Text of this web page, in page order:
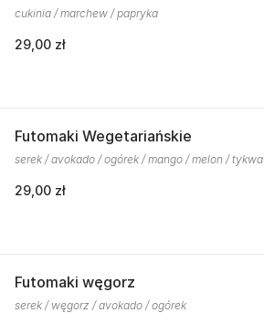
cukinia / marchew / papryka
29,00 zł
Futomaki Wegetariańskie
serek / avokado / ogórek / mango / melon / tykwa
29,00 zł
Futomaki węgorz
serek / węgorz / avokado / ogórek